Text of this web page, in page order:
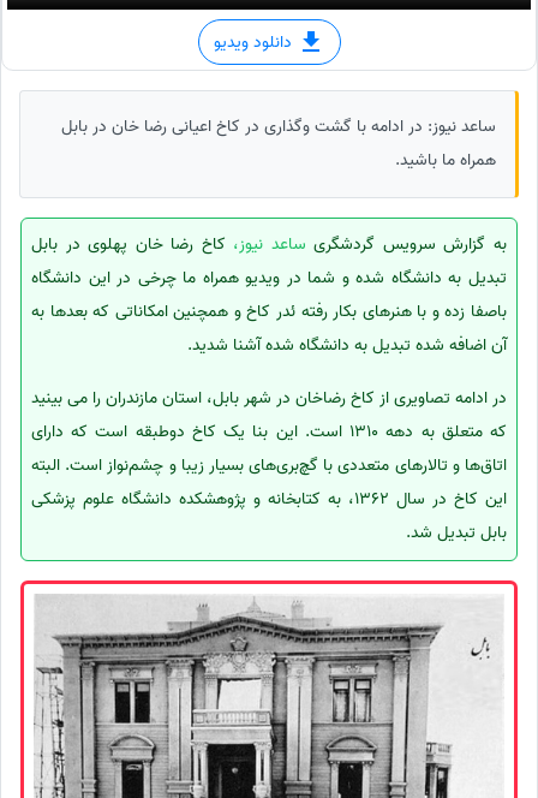
دانلود ویدیو
ساعد نیوز: در ادامه با گشت وگذاری در کاخ اعیانی رضا خان در بابل
همراه ما باشید.
به گزارش سرویس گردشگریساعد نیوز، کاخ رضا خان پهلوی در بابل
تبدیل به دانشگاه شده و شما در ویدیو همراه ما چرخی در این دانشگاه
باصفا زده و با هنرهای بکار رفته ئدر کاخ و همچنین امکاناتی که بعدها به
آن اضافه شده تبدیل به دانشگاه شده آشنا شدید.
در ادامه تصاویری از کاخ رضاخان در شهر بابل، استان مازندران را می بینید
که متعلق به دهه 1310 است. این بنا یک کاخ دوطبقه است که دارای
اتاق‌ها و تالارهای متعددی با گچ‌بری‌های بسیار زیبا و چشم‌نواز است. البته
این کاخ در سال 1362، به کتابخانه و پژوهشکده دانشگاه علوم پزشکی
بابل تبدیل شد.